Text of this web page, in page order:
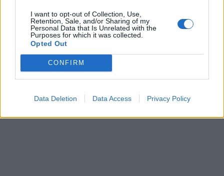
I want to opt-out of Collection, Use,
Retention, Sale, and/or Sharing of my
Personal Data that Is Unrelated with the
Purposes for which it was collected.
Opted Out
CONFIRM
Data Deletion Data Access Privacy Policy